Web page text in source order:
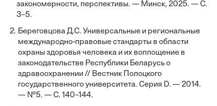
закономерности, перспективы. — Минск, 2025. — С.
3–5.
2. Береговцова Д.С. Универсальные и региональные
международно-правовые стандарты в области
охраны здоровья человека и их воплощение в
законодательстве Республики Беларусь о
здравоохранении // Вестник Полоцкого
государственного университета. Серия D. — 2014.
— №5. — С. 140–144.